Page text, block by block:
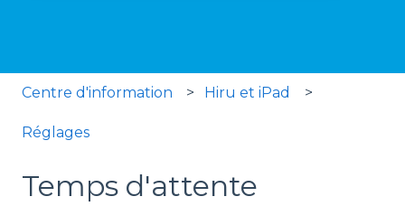
Centre d'information Hiru et iPad
Réglages
Temps d'attente